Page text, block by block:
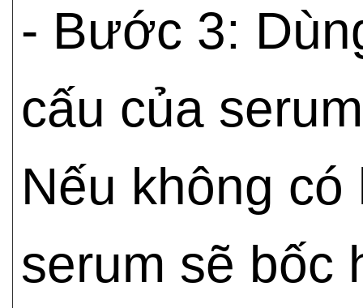
- Bước 3:
cấu của
Nếu không
serum sẽ bốc